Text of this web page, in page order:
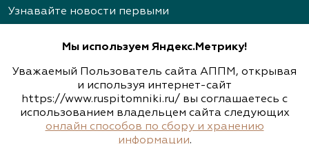
Узнавайте новости первыми
Подписаться
Мы используем Яндекс.Метрику!
Уважаемый Пользователь сайта АППМ, открывая
и используя интернет-сайт
https://www.ruspitomniki.ru/ вы соглашаетесь с
использованием владельцем сайта следующих
онлайн способов по сбору и хранению
информации.